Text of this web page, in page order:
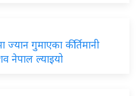
ज्यान गुमाएका कीर्तिमानी
नेपाल ल्याइयो